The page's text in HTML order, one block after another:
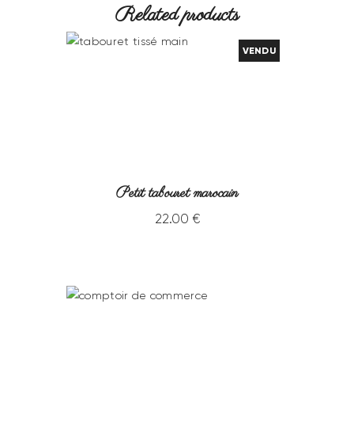
Related products
VENDU
Petit tabouret marocain
22.00 €